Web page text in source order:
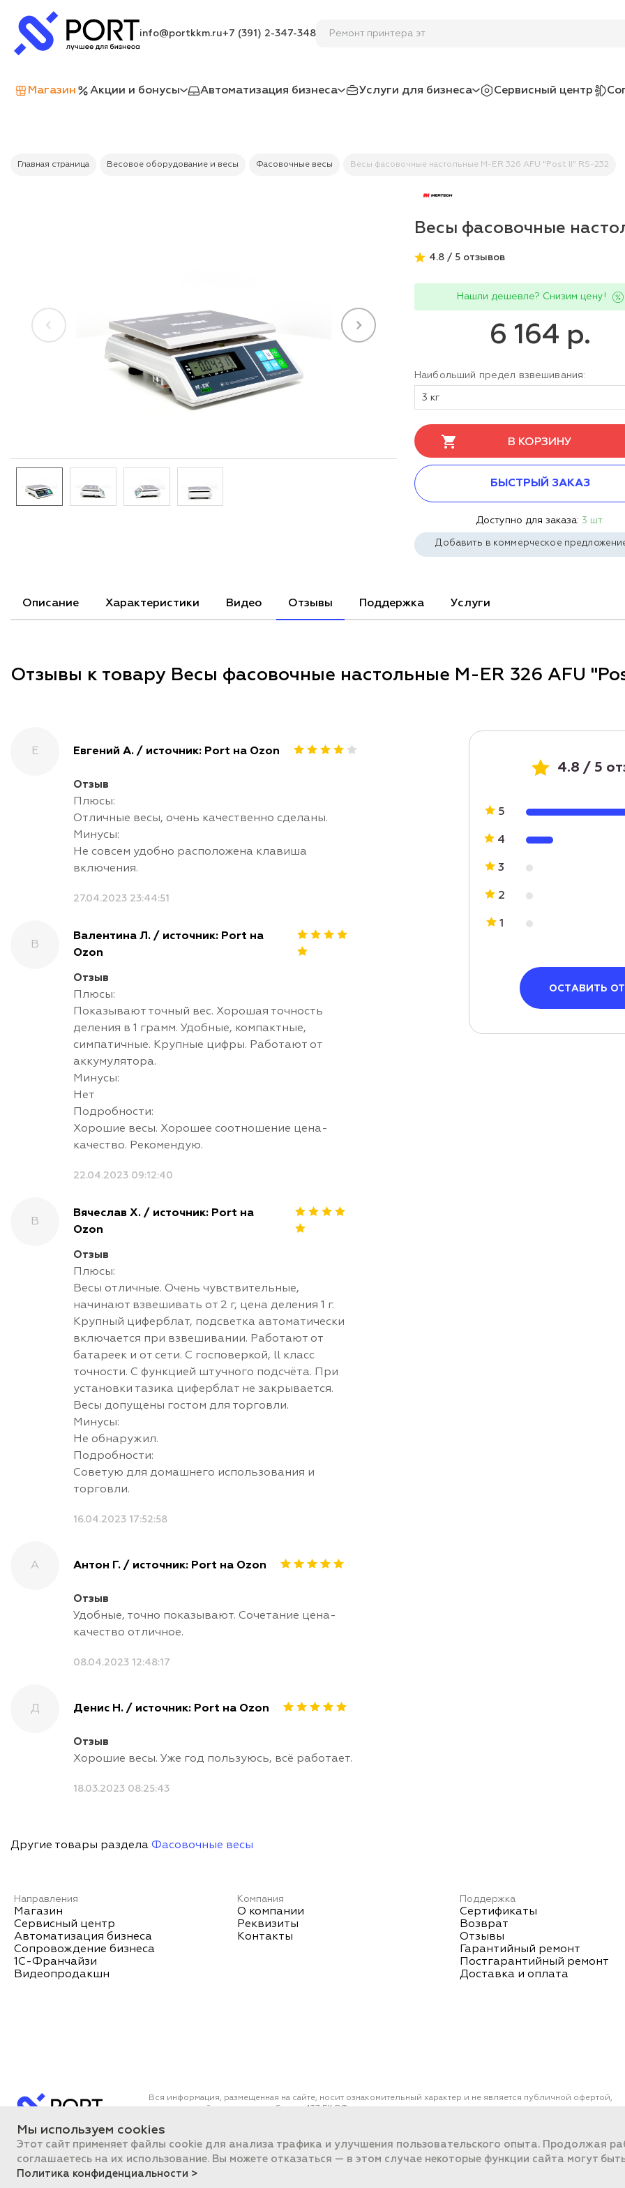
info@portkkm.ru+7 (391) 2-347-348 Ремонт
Магазин Акции и бонусы Автоматизация бизнеса Услуги для бизнеса Сервисный центр
Главная страница Весовое оборудование и весы Фасовочные весы Весы фасовочные настольные M-ER 326 AFU "Post II" RS-232
Весы фасовочные
4.8 / 5 отзывов
Нашли дешевле? Снизим цену!
6 164 р.
Наибольший предел взвешивания:
3 кг
В КОРЗИНУ
БЫСТРЫЙ ЗАКАЗ
Доступно для заказа: 3 шт.
Добавить в коммерческое
Описание Характеристики Видео Отзывы Поддержка Услуги
Отзывы к товару Весы фасовочные настольные M-ER 326 AFU
Е Евгений А. / источник: Port на Ozon
Отзыв
Плюсы:
Отличные весы, очень качественно сделаны.
Минусы:
Не совсем удобно расположена клавиша
включения.
27.04.2023 23:44:51
В
Валентина Л. / источник: Port на
Ozon
Отзыв
Плюсы:
Показывают точный вес. Хорошая точность
деления в 1 грамм. Удобные, компактные,
симпатичные. Крупные цифры. Работают от
аккумулятора.
Минусы:
Нет
Подробности:
Хорошие весы. Хорошее соотношение цена-
качество. Рекомендую.
22.04.2023 09:12:40
В
Вячеслав Х. / источник: Port на
Ozon
Отзыв
Плюсы:
Весы отличные. Очень чувствительные,
начинают взвешивать от 2 г, цена деления 1 г.
Крупный циферблат, подсветка автоматически
включается при взвешивании. Работают от
батареек и от сети. С госповеркой, ll класс
точности. С функцией штучного подсчёта. При
установки тазика циферблат не закрывается.
Весы допущены гостом для торговли.
Минусы:
Не обнаружил.
Подробности:
Советую для домашнего использования и
торговли.
16.04.2023 17:52:58
А Антон Г. / источник: Port на Ozon
Отзыв
Удобные, точно показывают. Сочетание цена-
качество отличное.
08.04.2023 12:48:17
Д Денис Н. / источник: Port на Ozon
Отзыв
Хорошие весы. Уже год пользуюсь, всё работает.
18.03.2023 08:25:43
4.8 / 5
5
4
3
2
1
ОСТАВИТЬ
Другие товары раздела Фасовочные весы
Направления
Магазин
Сервисный центр
Автоматизация бизнеса
Сопровождение бизнеса
1С-Франчайзи
Видеопродакшн
Компания
О компании
Реквизиты
Контакты
Поддержка
Сертификаты
Возврат
Отзывы
Гарантийный ремонт
Постгарантийный ремонт
Доставка и оплата
Вся информация, размещенная на сайте, носит ознакомительный характер и не является публичной офертой,
определяемой положениями Статьи 437 ГК РФ.
ПОРТ 2011-2026
Мы используем cookies
Этот сайт применяет файлы cookie для анализа трафика и улучшения пользовательского опыта. Продолжая
соглашаетесь на их использование. Вы можете отказаться — в этом случае некоторые функции сайта могут
Политика конфиденциальности >